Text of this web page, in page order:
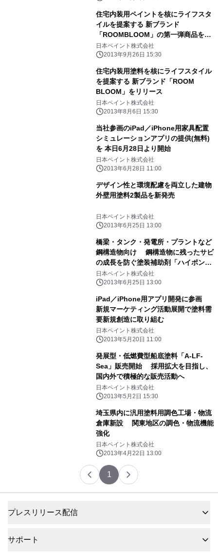
住宅内装用ペイントを核にライフスタ
イルを提案する 新ブランド
「ROOMBLOOM」の第一弾商品を10
月3日に発売 ～同日にショーケース(東
京都新宿区)もオープン～
日本ペイント株式会社
2013年9月26日 15:30
住宅内装用塗料を核にライフスタイル
を提案する 新ブランド「ROOM
BLOOM」をリリース
日本ペイント株式会社
2013年8月6日 15:30
当社参画のiPad／iPhone用家具配置
シミュレーションアプリの提供(無料)
を 本日6月28日より開始
日本ペイント株式会社
2013年6月28日 11:00
デザイン性と環境配慮を両立した建物
外壁用塗料2製品を新発売
日本ペイント株式会社
2013年6月25日 13:00
橋梁・タンク・発電所・プラントなど
鋼構造物向け 鋼構造物に残ったサビ
の成長を防ぐ塗装補助剤「ハイポンサ
ビスタ」を発売
日本ペイント株式会社
2013年6月25日 13:00
iPad／iPhone用アプリ開発に参画
新規マーケティング活動展開で塗料需
要新規創造に取り組む
日本ペイント株式会社
2013年5月20日 11:00
発展型・低燃費型船底塗料「A-LF-
Sea」販売開始 採用拡大を目指し、
国内外で積極的な販売活動へ
日本ペイント株式会社
2013年5月2日 15:30
埼玉県内に汎用塗料用調色工場・物流
倉庫新設 関東地区の調色・物流機能
強化
日本ペイント株式会社
2013年4月22日 13:00
1
プレスリリース配信
サポート